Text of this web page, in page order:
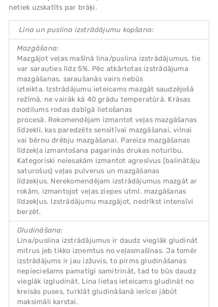
netiek uzskatīts par brāķi.
Lina un puslina izstrādājumu kopšana:
Mazgāšana:
Mazgājot veļas mašīnā lina/puslina izstrādājumus, tie
var sarauties līdz 5%. Pēc atkārtotas izstrādājuma
mazgāšanas, saraušanās vairs nebūs
izteikta. Izstrādājumu ieteicams mazgāt saudzējošā
režīmā, ne vairāk kā 40 grādu temperatūrā. Krāsas
nodilums rodas dabīgā lietošanas
procesā. Rekomendējam izmantot veļas mazgāšanas
līdzekli, kas paredzēts sensitīvai mazgāšanai, vilnai
vai bērnu drēbju mazgāšanai. Pareiza mazgāšanas
līdzekļa izmantošana pagarinās drukas noturību.
Kategoriski neiesakām izmantot agresīvus (balinātāju
saturošus) veļas pulverus un mazgāšanas
līdzekļus. Nerekomendējam izstrādājumus mazgāt ar
rokām, izmantojot veļas ziepes utml. mazgāšanas
līdzekļus. Izstrādājumu mazgājot, nedrīkst intensīvi
berzēt.
Gludināšana:
Lina/puslina izstrādājumus ir daudz vieglāk gludināt
mitrus jeb tikko izņemtus no veļasmašīnas. Ja tomēr
izstrādājums ir jau izžuvis, to pirms gludināšanas
nepieciešams pamatīgi samitrināt, tad to būs daudz
vieglāk izgludināt. Lina lietas ieteicams gludināt no
kreisās puses, turklāt gludināšanā ierīcei jābūt
maksimāli karstai.